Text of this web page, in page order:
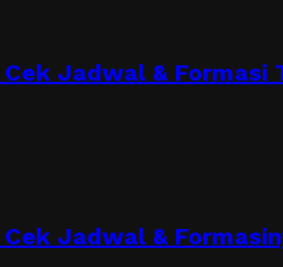
Jadwal & Formasi
Jadwal &